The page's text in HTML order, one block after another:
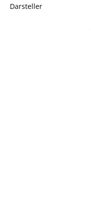
Darsteller